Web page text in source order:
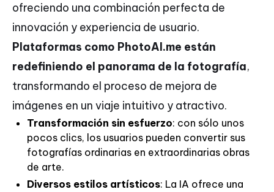
ofreciendo una combinación perfecta de
innovación y experiencia de usuario.
Plataformas como PhotoAI.me están
redefiniendo el panorama de la fotografía,
transformando el proceso de mejora de
imágenes en un viaje intuitivo y atractivo.
Transformación sin esfuerzo: con sólo unos
pocos clics, los usuarios pueden convertir sus
fotografías ordinarias en extraordinarias obras
de arte.
Diversos estilos artísticos: La IA ofrece una